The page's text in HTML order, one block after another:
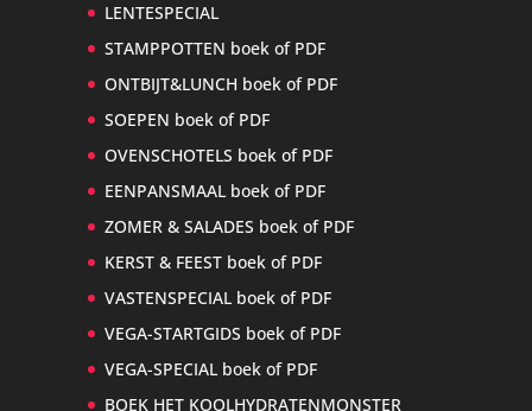
LENTESPECIAL
STAMPPOTTEN boek of PDF
ONTBIJT&LUNCH boek of PDF
SOEPEN boek of PDF
OVENSCHOTELS boek of PDF
EENPANSMAAL boek of PDF
ZOMER & SALADES boek of PDF
KERST & FEEST boek of PDF
VASTENSPECIAL boek of PDF
VEGA-STARTGIDS boek of PDF
VEGA-SPECIAL boek of PDF
BOEK HET KOOLHYDRATENMONSTER